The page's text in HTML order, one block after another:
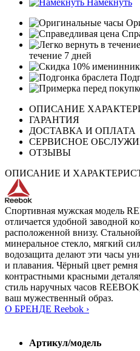
Намекнуть
течение 7 дней
ОПИСАНИЕ
ГАРАНТИЯ
ДОСТАВКА И ОПЛАТА
СЕРВИСНОЕ
ОТЗЫВЫ
ОПИСАНИЕ И
Спортивная мужская модель
отличается удобной заводной
расположенной внизу.
минеральное стекло, мягкий
водозащита делают эти часы
и плавания. Чёрный цвет ремня
контрастными красными
стиль наручных часов
ваш мужественный образ.
О БРЕНДЕ Reebok ›
Артикул/модель